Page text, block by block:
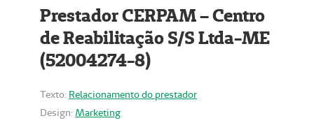
Prestador CERPAM – Centro
de Reabilitação S/S Ltda-ME
(52004274-8)
Texto: Relacionamento do prestador
Design: Marketing